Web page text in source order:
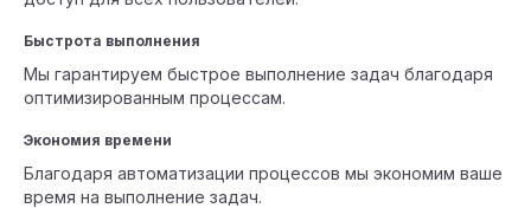
Быстрота выполнения
Мы гарантируем быстрое выполнение задач благодаря
оптимизированным процессам.
Экономия времени
Благодаря автоматизации процессов мы экономим ваше
время на выполнение задач.